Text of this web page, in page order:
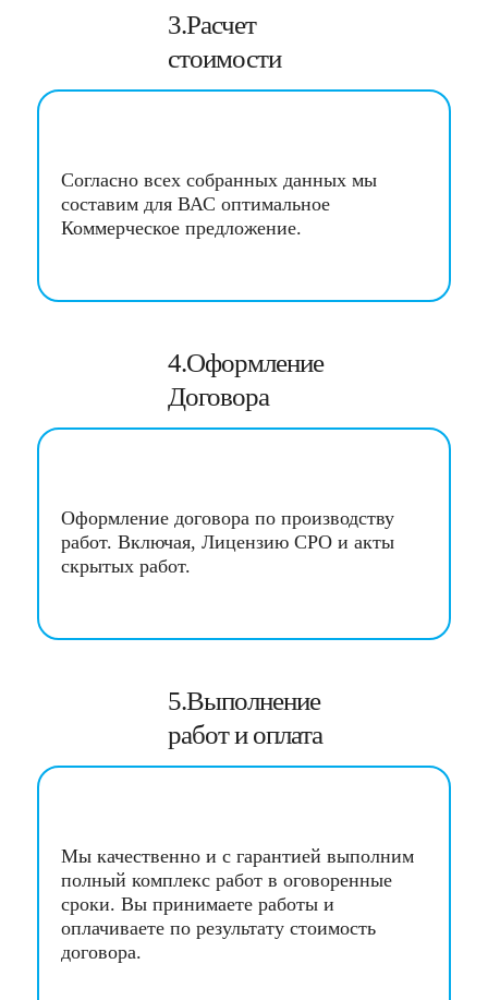
3.Расчет
стоимости
Согласно всех собранных данных мы
составим для ВАС оптимальное
Коммерческое предложение.
4.Оформление
Договора
Оформление договора по производству
работ. Включая, Лицензию СРО и акты
скрытых работ.
5.Выполнение
работ и оплата
Мы качественно и с гарантией выполним
полный комплекс работ в оговоренные
сроки. Вы принимаете работы и
оплачиваете по результату стоимость
договора.